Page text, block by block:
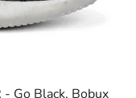
- Go Black, Bobux